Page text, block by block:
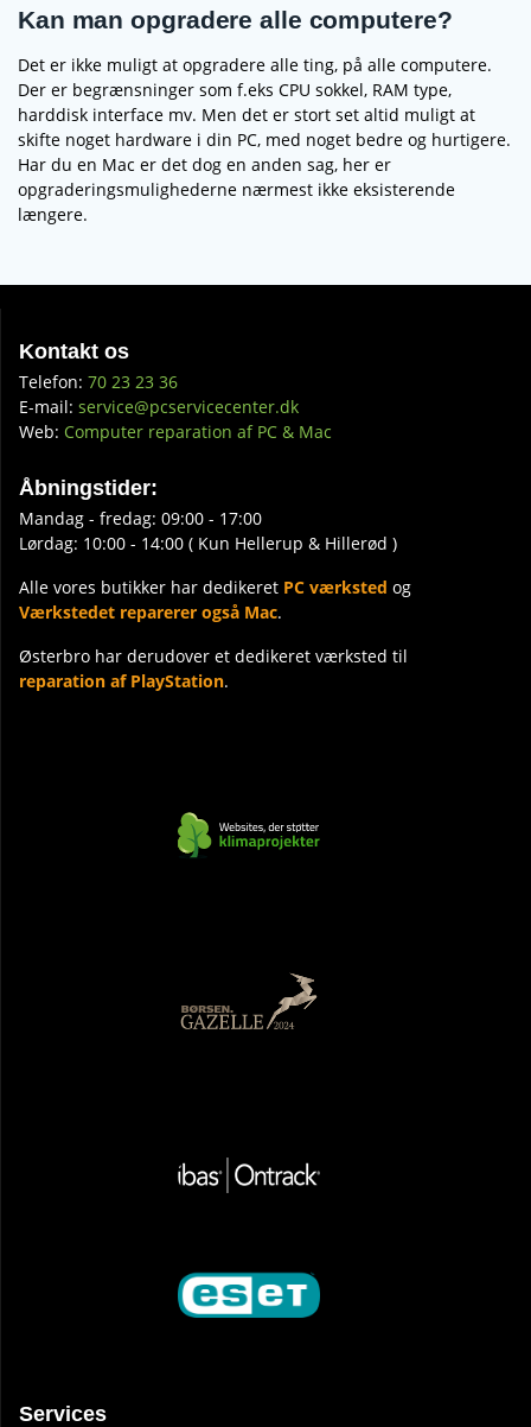
Kan man opgradere alle computere?
Det er ikke muligt at opgradere alle ting, på alle computere.
Der er begrænsninger som f.eks CPU sokkel, RAM type,
harddisk interface mv. Men det er stort set altid muligt at
skifte noget hardware i din PC, med noget bedre og hurtigere.
Har du en Mac er det dog en anden sag, her er
opgraderingsmulighederne nærmest ikke eksisterende
længere.
Kontakt os
Telefon: 70 23 23 36
E-mail: service@pcservicecenter.dk
Web: Computer reparation af PC & Mac
Åbningstider:
Mandag - fredag: 09:00 - 17:00
Lørdag: 10:00 - 14:00 ( Kun Hellerup & Hillerød )
Alle vores butikker har dedikeret PC værksted og
Værkstedet reparerer også Mac.
Østerbro har derudover et dedikeret værksted til
reparation af PlayStation.
Services